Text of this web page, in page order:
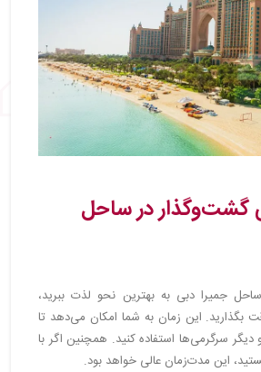
گشت‌وگذار در ساحل
ساحل جمیرا دبی به بهترین نحو لذت ببرید،
۴ساعت وقت بگذارید. این زمان به شما امکان می‌دهد تا
دیگر سرگرمی‌ها استفاده کنید. همچنین اگر با
این مدت‌زمان عالی خواهد بود.